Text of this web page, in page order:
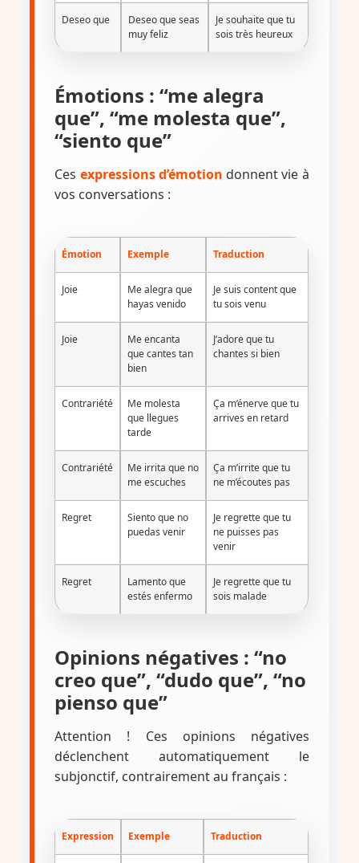
Deseo que
Deseo que seas
muy feliz
Je souhaite que tu
sois très heureux
Émotions : “me alegra
que”, “me molesta que”,
“siento que”
Ces expressions d’émotion donnent vie à
vos conversations :
Émotion Exemple Traduction
Joie
Me alegra que
hayas venido
Je suis content que
tu sois venu
Joie
Me encanta
que cantes tan
bien
J’adore que tu
chantes si bien
Contrariété
Me molesta
que llegues
tarde
Ça m’énerve que tu
arrives en retard
Contrariété
Me irrita que no
me escuches
Ça m’irrite que tu
ne m’écoutes pas
Regret
Siento que no
puedas venir
Je regrette que tu
ne puisses pas
venir
Regret
Lamento que
estés enfermo
Je regrette que tu
sois malade
Opinions négatives : “no
creo que”, “dudo que”, “no
pienso que”
Attention ! Ces opinions négatives
déclenchent automatiquement le
subjonctif, contrairement au français :
Expression Exemple Traduction